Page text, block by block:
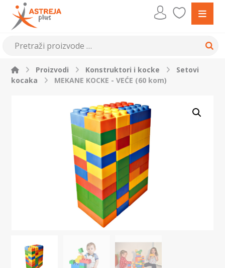
Proizvodi Konstruktori i kocke
Setovi
kocaka
MEKANE KOCKE - VEĆE (60 kom)